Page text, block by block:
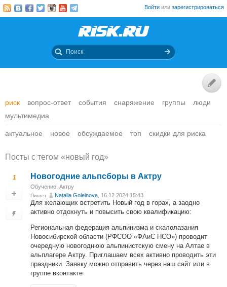
Войти или зарегистрироваться
риск вопрос-ответ события снаряжение группы
люди
мультимедиа
актуальное новое обсуждаемое топ скидки для риска
Посты c тегом «новый год»
1 Новогодние альпсборы в Актру
Обучение Актру
Пишет Natalia Goleinova , 16.12.2024 15:43
Для желающих встретить Новый год в горах, а заодно
активно отдохнуть и повысить свою квалификацию:
Региональная федерация альпинизма и скалолазания
Новосибирской области (РФСОО «ФАиС НСО») проводит
очередную новогоднюю альпинистскую смену на Алтае в
альплагере Актру. Приглашаем всех активно проводить эти
праздники. Заявку можно отправить через наш сайт или в
группе вконтакте